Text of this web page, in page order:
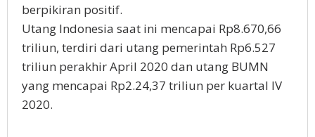
berpikiran positif.
Utang Indonesia saat ini mencapai Rp8.670,66
triliun, terdiri dari utang pemerintah Rp6.527
triliun perakhir April 2020 dan utang BUMN
yang mencapai Rp2.24,37 triliun per kuartal IV
2020.